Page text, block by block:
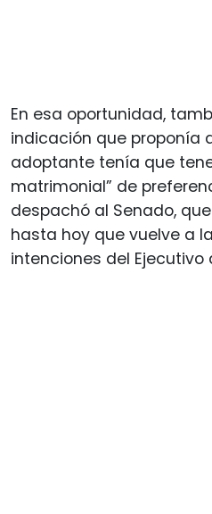
En esa oportunidad,
indicación que proponía
adoptante tenía que
matrimonial” de
despachó al Senado,
hasta hoy que vuelve a
intenciones del Ejecutivo